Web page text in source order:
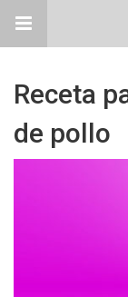
Receta
de pollo